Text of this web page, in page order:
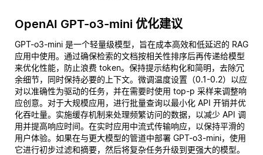
OpenAI GPT-o3-mini 优化建议
GPT-o3-mini 是一个轻量级模型，旨在成本高效和低延迟的 RAG
应用中使用。通过确保检索的文档按相关性排序后再传递给模型
来优化性能，防止浪费 token。保持提示结构化和简明，去除冗
余细节，同时保持必要的上下文。微调温度设置（0.1-0.2）以应
对以准确性为驱动的任务，并在需要时使用 top-p 采样来调整响
应创意。对于大规模应用，进行批量查询以最小化 API 开销并优
化吞吐量。实施缓存机制来处理频繁访问的数据，以减少 API 调
用并提高响应时间。在实时应用中流式传输响应，以保持平滑的
用户体验。如果在与更大模型的管道中部署 GPT-o3-mini，使用
它进行初步过滤和摘要，然后将复杂任务升级到更强大的模型。